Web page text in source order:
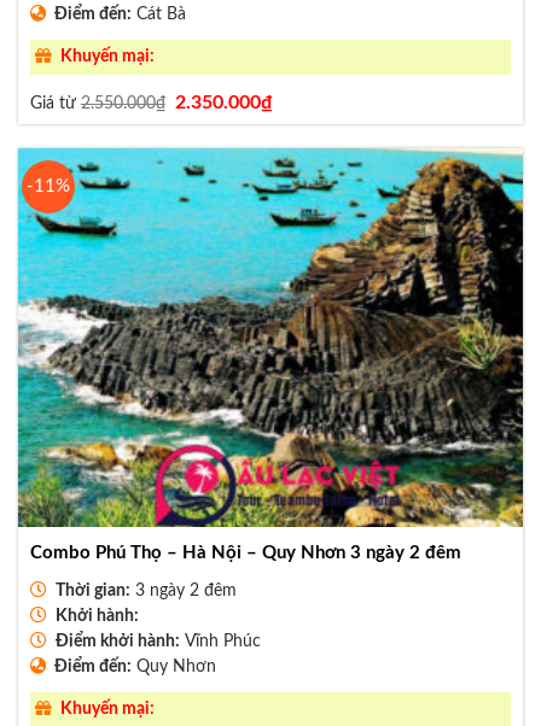
Điểm đến: Cát Bà
Khuyến mại:
Giá từ2.550.000₫
Giá
là:
2.550.000₫.
2.350.000₫Giá
hiện
tại
là:
2.350.000₫.
-11%
Combo Phú Thọ – Hà Nội – Quy Nhơn 3 ngày 2 đêm
Thời gian: 3 ngày 2 đêm
Khởi hành:
Điểm khởi hành: Vĩnh Phúc
Điểm đến: Quy Nhơn
Khuyến mại: